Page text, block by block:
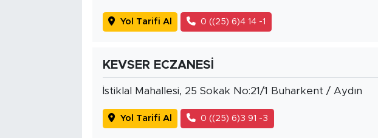
Yol Tarifi Al 0 ((25) 6)4 14 -1
KEVSER ECZANESİ
İstiklal Mahallesi, 25 Sokak No:21/1 Buharkent / Aydın
Yol Tarifi Al 0 ((25) 6)3 91 -3